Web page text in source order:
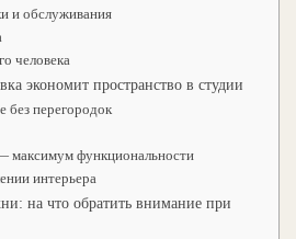
и обслуживания
человека
экономит пространство в студии
без перегородок
функциональности
интерьера
на что обратить внимание при